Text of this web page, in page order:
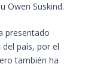
Owen Suskind.
presentado
del país, por el
también ha